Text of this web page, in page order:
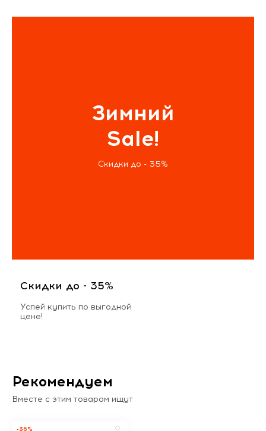
Зимний
Sale!
Скидки до - 35%
Скидки до - 35%
Успей купить по выгодной
цене!
Рекомендуем
Вместе с этим товаром ищут
-36%